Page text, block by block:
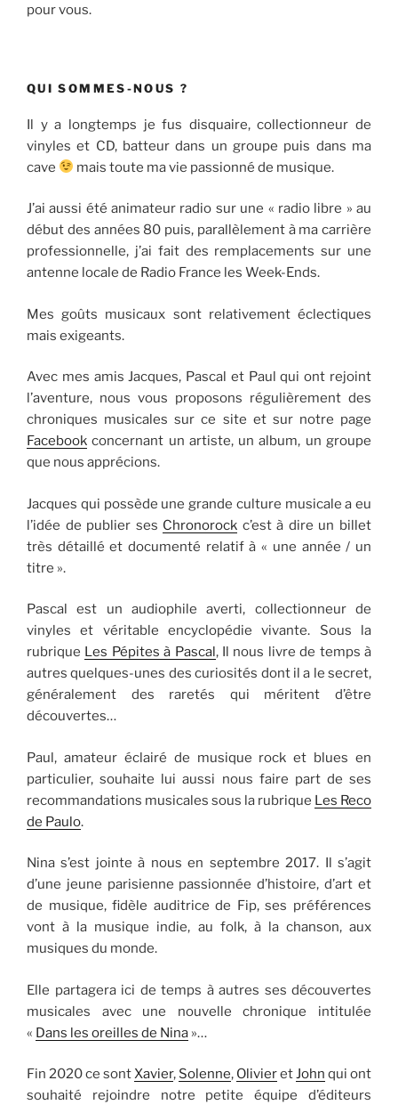
pour vous.
QUI SOMMES-NOUS ?
Il y a longtemps je fus disquaire, collectionneur de
vinyles et CD, batteur dans un groupe puis dans ma
cave
mais toute ma vie passionné de musique.
J’ai aussi été animateur radio sur une « radio libre » au
début des années 80 puis, parallèlement à ma carrière
professionnelle, j’ai fait des remplacements sur une
antenne locale de Radio France les Week-Ends.
Mes goûts musicaux sont relativement éclectiques
mais exigeants.
Avec mes amis Jacques, Pascal et Paul qui ont rejoint
l’aventure, nous vous proposons régulièrement des
chroniques musicales sur ce site et sur notre page
Facebook concernant un artiste, un album, un groupe
que nous apprécions.
Jacques qui possède une grande culture musicale a eu
l’idée de publier ses Chronorock c’est à dire un billet
très détaillé et documenté relatif à « une année / un
titre ».
Pascal est un audiophile averti, collectionneur de
vinyles et véritable encyclopédie vivante. Sous la
rubrique Les Pépites à Pascal, Il nous livre de temps à
autres quelques-unes des curiosités dont il a le secret,
généralement des raretés qui méritent d’être
découvertes…
Paul, amateur éclairé de musique rock et blues en
particulier, souhaite lui aussi nous faire part de ses
recommandations musicales sous la rubrique Les Reco
de Paulo.
Nina s’est jointe à nous en septembre 2017. Il s’agit
d’une jeune parisienne passionnée d’histoire, d’art et
de musique, fidèle auditrice de Fip, ses préférences
vont à la musique indie, au folk, à la chanson, aux
musiques du monde.
Elle partagera ici de temps à autres ses découvertes
musicales avec une nouvelle chronique intitulée
« Dans les oreilles de Nina »…
Fin 2020 ce sontXavier, Solenne, OlivieretJohn qui ont
souhaité rejoindre notre petite équipe d’éditeurs